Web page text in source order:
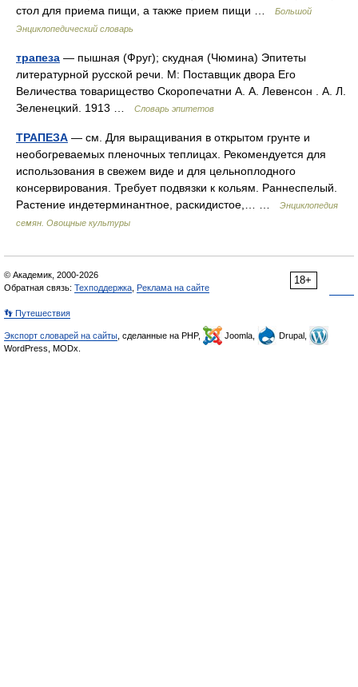
стол для приема пищи, а также прием пищи …
Большой
Энциклопедический словарь
трапеза — пышная (Фруг); скудная (Чюмина) Эпитеты
литературной русской речи. М: Поставщик двора Его
Величества товарищество Скоропечатни А. А. Левенсон . А. Л.
Зеленецкий. 1913 …
Словарь эпитетов
ТРАПЕЗА — см. Для выращивания в открытом грунте и
необогреваемых пленочных теплицах. Рекомендуется для
использования в свежем виде и для цельноплодного
консервирования. Требует подвязки к кольям. Раннеспелый.
Растение индетерминантное, раскидистое,… …
Энциклопедия
семян. Овощные культуры
18+
© Академик, 2000-2026
Обратная связь: Техподдержка Реклама на сайте
👣 Путешествия
Экспорт словарей на сайты , сделанные на PHP, Joomla,
Drupal,
WordPress, MODx.